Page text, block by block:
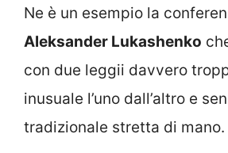
Ne è un esempio la
Aleksander Lukashenko
con due leggii davvero
inusuale l’uno dall’altro e
tradizionale stretta di mano.